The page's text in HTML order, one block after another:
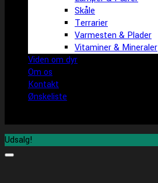
Skåle
Terrarier
Varmesten & Plader
Vitaminer & Mineraler
Viden om dyr
Om os
Kontakt
Ønskeliste
Udsalg!